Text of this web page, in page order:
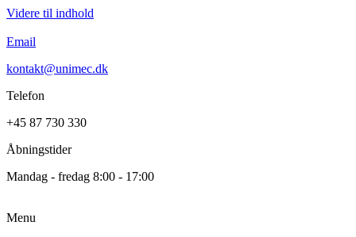
Videre til indhold
Email
kontakt@unimec.dk
Telefon
+45 87 730 330
Åbningstider
Mandag - fredag 8:00 - 17:00
Menu